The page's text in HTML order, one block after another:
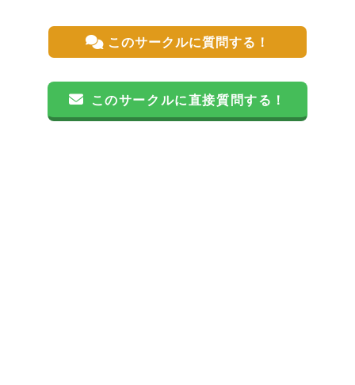
このサークルに質問する！
このサークルに直接質問する！